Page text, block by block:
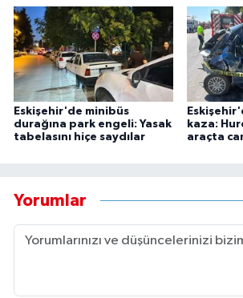
Eskişehir'de minibüs
durağına park engeli: Yasak
tabelasını hiçe saydılar
kaza:
araçta
Yorumlar